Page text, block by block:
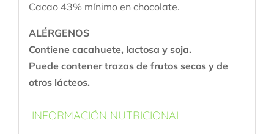
Cacao 43% mínimo en chocolate.
ALÉRGENOS
Contiene cacahuete, lactosa y soja.
Puede contener trazas de frutos secos y de
otros lácteos.
INFORMACIÓN NUTRICIONAL